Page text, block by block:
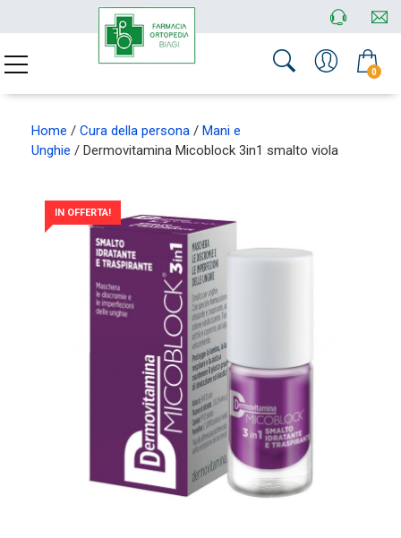
0
Home / Cura della persona / Mani e
Unghie / Dermovitamina Micoblock 3in1 smalto viola
IN OFFERTA!